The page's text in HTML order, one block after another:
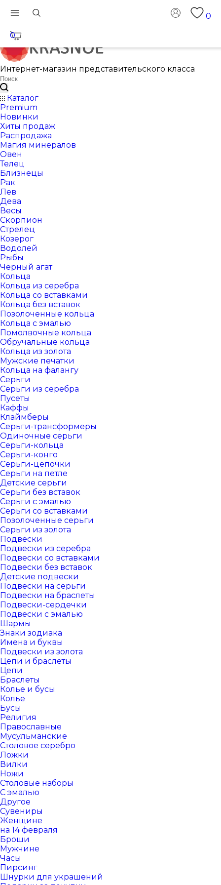
0
0
Интернет-магазин представительского класса
Каталог
Premium
Новинки
Хиты продаж
Распродажа
Магия минералов
Овен
Телец
Близнецы
Рак
Лев
Дева
Весы
Скорпион
Стрелец
Козерог
Водолей
Рыбы
Чёрный агат
Кольца
Кольца из серебра
Кольца со вставками
Кольца без вставок
Позолоченные кольца
Кольца с эмалью
Помолвочные кольца
Обручальные кольца
Кольца из золота
Мужские печатки
Кольца на фалангу
Серьги
Серьги из серебра
Пусеты
Каффы
Клаймберы
Серьги-трансформеры
Одиночные серьги
Серьги-кольца
Серьги-конго
Серьги-цепочки
Серьги на петле
Детские серьги
Серьги без вставок
Серьги с эмалью
Серьги со вставками
Позолоченные серьги
Серьги из золота
Подвески
Подвески из серебра
Подвески со вставками
Подвески без вставок
Детские подвески
Подвески на серьги
Подвески на браслеты
Подвески-сердечки
Подвески с эмалью
Шармы
Знаки зодиака
Имена и буквы
Подвески из золота
Цепи и браслеты
Цепи
Браслеты
Колье и бусы
Колье
Бусы
Религия
Православные
Мусульманские
Столовое серебро
Ложки
Вилки
Ножи
Столовые наборы
С эмалью
Другое
Сувениры
Женщине
на 14 февраля
Броши
Мужчине
Часы
Пирсинг
Шнурки для украшений